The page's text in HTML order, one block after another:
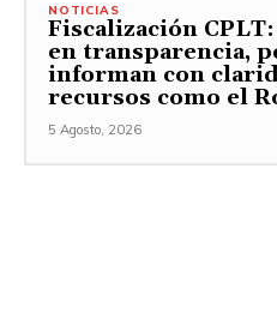
NOTICIAS
Fiscalización
en transparencia,
informan con
recursos como el
5 Agosto, 2026